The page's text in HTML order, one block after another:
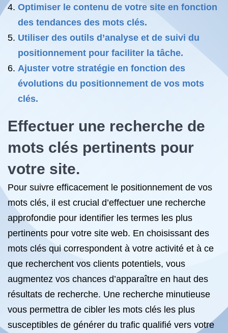
Optimiser le contenu de votre site en fonction
des tendances des mots clés.
Utiliser des outils d’analyse et de suivi du
positionnement pour faciliter la tâche.
Ajuster votre stratégie en fonction des
évolutions du positionnement de vos mots
clés.
Effectuer une recherche de
mots clés pertinents pour
votre site.
Pour suivre efficacement le positionnement de vos
mots clés, il est crucial d’effectuer une recherche
approfondie pour identifier les termes les plus
pertinents pour votre site web. En choisissant des
mots clés qui correspondent à votre activité et à ce
que recherchent vos clients potentiels, vous
augmentez vos chances d’apparaître en haut des
résultats de recherche. Une recherche minutieuse
vous permettra de cibler les mots clés les plus
susceptibles de générer du trafic qualifié vers votre